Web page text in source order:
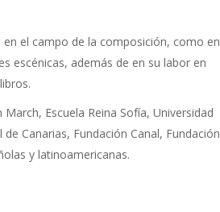
en el campo de la composición, como en
escénicas, además de en su labor en
Escuela Reina Sofía, Universidad
Canarias, Fundación Canal, Fundación
y latinoamericanas.